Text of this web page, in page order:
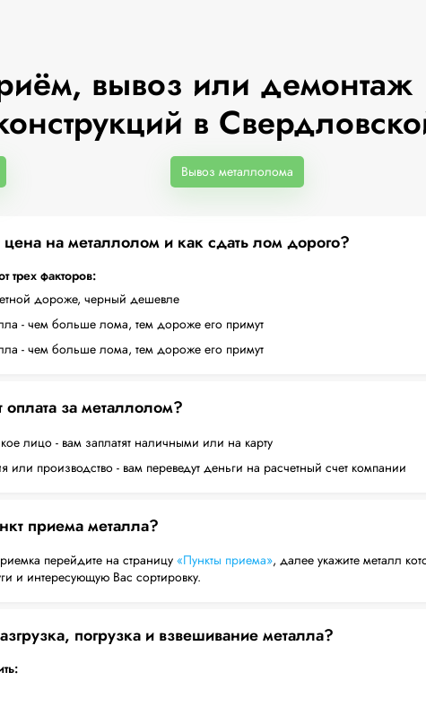
вывоз или демонтаж
в
Вывоз металлолома
цена на металлолом и как сдать лом дорого?
трех факторов:
дороже, черный дешевле
- чем больше лома, тем дороже его примут
- чем больше лома, тем дороже его примут
оплата за металлолом?
лицо - вам заплатят наличными или на карту
или производство - вам переведут деньги на расчетный счет компании
приема металла?
перейдите на страницу «Пункты приема», далее укажите металл
и интересующую Вас сортировку.
погрузка и взвешивание металла?